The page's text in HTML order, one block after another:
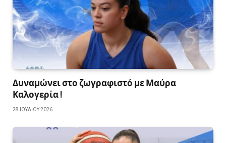
Δυναμώνει στο ζωγραφιστό με Μαύρα
Καλογερία !
28 ΙΟΥΛΊΟΥ 2026